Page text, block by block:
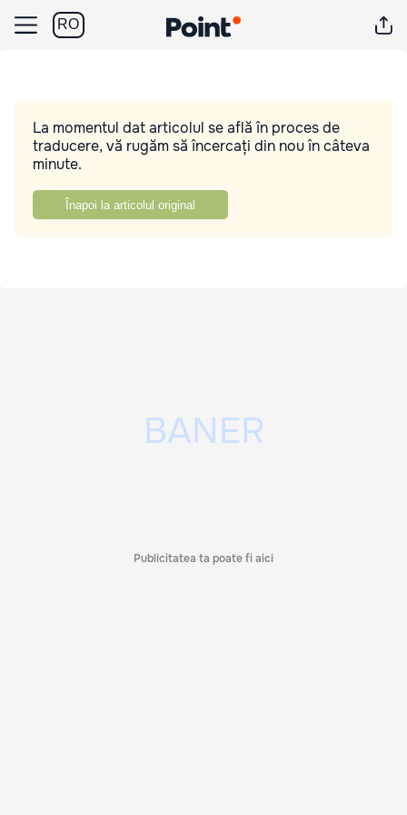
RO
La momentul dat articolul se află în proces de
traducere, vă rugăm să încercați din nou în câteva
minute.
Înapoi la articolul original
Publicitatea ta poate fi aici